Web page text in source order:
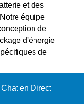
et des
équipe
de
d'énergie
de
Chat en Direct